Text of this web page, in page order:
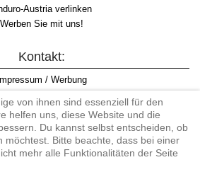
Austria verlinken
Werben Sie mit uns!
Kontakt:
Impressum / Werbung
WKO
AGB
von ihnen sind essenziell für den
helfen uns, diese Website und die
Du kannst selbst entscheiden, ob
möchtest. Bitte beachte, dass bei einer
mehr alle Funktionalitäten der Seite